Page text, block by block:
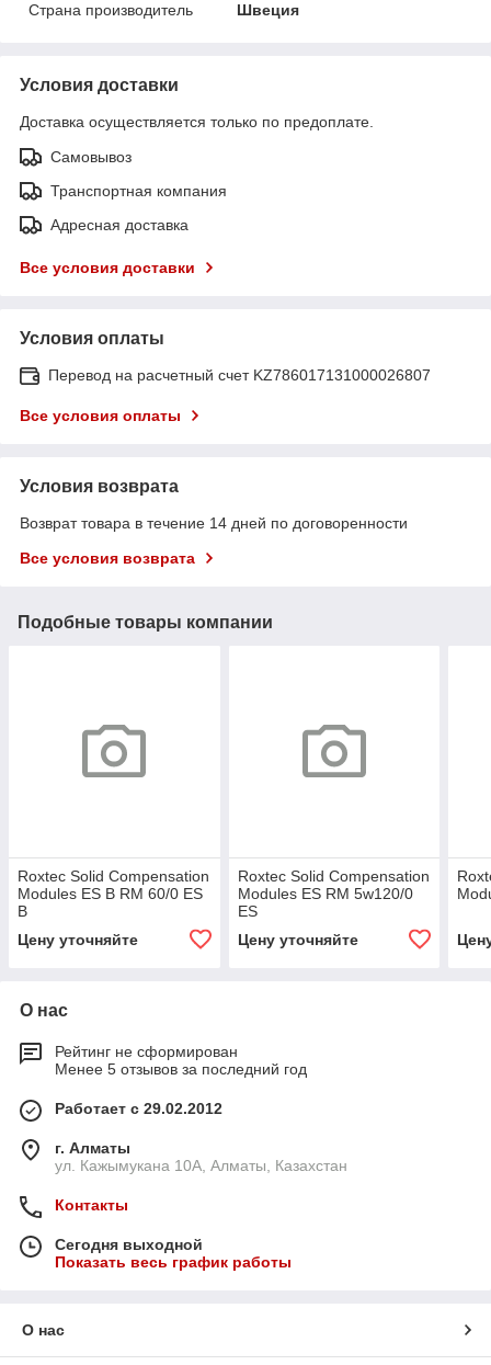
Страна производитель
Швеция
Условия доставки
Доставка осуществляется только по предоплате.
Самовывоз
Транспортная компания
Адресная доставка
Все условия доставки
Условия оплаты
Перевод на расчетный счет KZ786017131000026807
Все условия оплаты
Условия возврата
Возврат товара в течение 14 дней по договоренности
Все условия возврата
Подобные товары компании
Roxtec Solid Compensation
Modules ES B RM 60/0 ES
B
Цену уточняйте
Roxtec Solid Compensation
Modules ES RM 5w120/0
ES
Цену уточняйте
О нас
Рейтинг не сформирован
Менее 5 отзывов за последний год
Работает с 29.02.2012
г. Алматы
ул. Кажымукана 10А, Алматы, Казахстан
Контакты
Сегодня выходной
Показать весь график работы
О нас